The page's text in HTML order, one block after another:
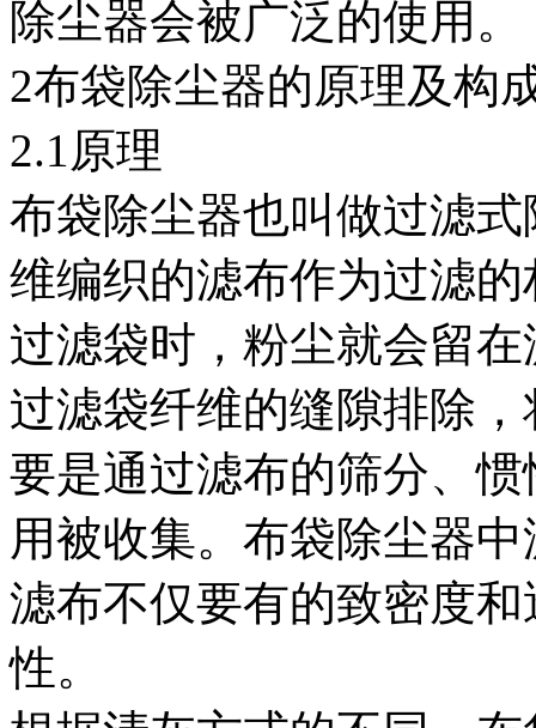
除尘器会被广泛的使用。
2布袋除尘器的原理及构
2.1原理
布袋除尘器也叫做过滤
维编织的滤布作为过滤
过滤袋时，粉尘就会留
过滤袋纤维的缝隙排除
要是通过滤布的筛分、
用被收集。布袋除尘器
滤布不仅要有的致密度
性。